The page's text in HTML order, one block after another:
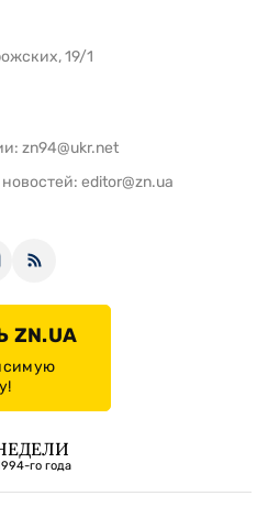
19/1
zn94@ukr.net
editor@zn.ua
го года